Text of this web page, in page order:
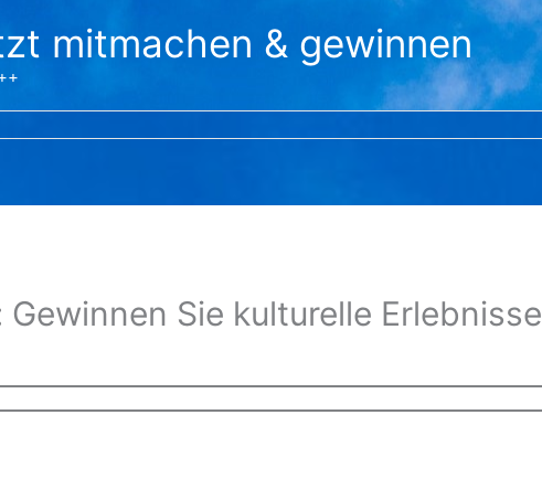
mitmachen & gewinnen
Sie kulturelle Erlebnisse